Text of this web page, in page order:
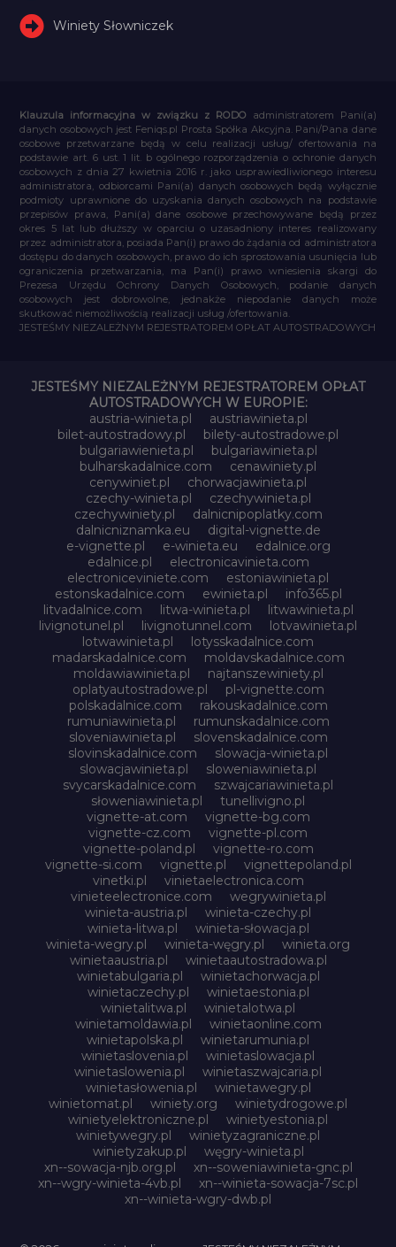
Winiety Słowniczek
Klauzula informacyjna w związku z RODO administratorem Pani(a)
danych osobowych jest Feniqs.pl Prosta Spółka Akcyjna. Pani/Pana dane
osobowe przetwarzane będą w celu realizacji usług/ ofertowania na
podstawie art. 6 ust. 1 lit. b ogólnego rozporządzenia o ochronie danych
osobowych z dnia 27 kwietnia 2016 r. jako usprawiedliwionego interesu
administratora, odbiorcami Pani(a) danych osobowych będą wyłącznie
podmioty uprawnione do uzyskania danych osobowych na podstawie
przepisów prawa, Pani(a) dane osobowe przechowywane będą przez
okres 5 lat lub dłuższy w oparciu o uzasadniony interes realizowany
przez administratora, posiada Pan(i) prawo do żądania od administratora
dostępu do danych osobowych, prawo do ich sprostowania usunięcia lub
ograniczenia przetwarzania, ma Pan(i) prawo wniesienia skargi do
Prezesa Urzędu Ochrony Danych Osobowych, podanie danych
osobowych jest dobrowolne, jednakże niepodanie danych może
skutkować niemożliwością realizacji usług /ofertowania.
JESTEŚMY NIEZALEŻNYM REJESTRATOREM OPŁAT AUTOSTRADOWYCH
JESTEŚMY NIEZALEŻNYM REJESTRATOREM OPŁAT
AUTOSTRADOWYCH W EUROPIE:
austria-winieta.pl
austriawinieta.pl
bilet-autostradowy.pl
bilety-autostradowe.pl
bulgariawienieta.pl
bulgariawinieta.pl
bulharskadalnice.com
cenawiniety.pl
cenywiniet.pl
chorwacjawinieta.pl
czechy-winieta.pl
czechywinieta.pl
czechywiniety.pl
dalnicnipoplatky.com
dalnicniznamka.eu
digital-vignette.de
e-vignette.pl
e-winieta.eu
edalnice.org
edalnice.pl
electronicavinieta.com
electroniceviniete.com
estoniawinieta.pl
estonskadalnice.com
ewinieta.pl
info365.pl
litvadalnice.com
litwa-winieta.pl
litwawinieta.pl
livignotunel.pl
livignotunnel.com
lotvawinieta.pl
lotwawinieta.pl
lotysskadalnice.com
madarskadalnice.com
moldavskadalnice.com
moldawiawinieta.pl
najtanszewiniety.pl
oplatyautostradowe.pl
pl-vignette.com
polskadalnice.com
rakouskadalnice.com
rumuniawinieta.pl
rumunskadalnice.com
sloveniawinieta.pl
slovenskadalnice.com
slovinskadalnice.com
slowacja-winieta.pl
slowacjawinieta.pl
sloweniawinieta.pl
svycarskadalnice.com
szwajcariawinieta.pl
słoweniawinieta.pl
tunellivigno.pl
vignette-at.com
vignette-bg.com
vignette-cz.com
vignette-pl.com
vignette-poland.pl
vignette-ro.com
vignette-si.com
vignette.pl
vignettepoland.pl
vinetki.pl
vinietaelectronica.com
vinieteelectronice.com
wegrywinieta.pl
winieta-austria.pl
winieta-czechy.pl
winieta-litwa.pl
winieta-słowacja.pl
winieta-wegry.pl
winieta-węgry.pl
winieta.org
winietaaustria.pl
winietaautostradowa.pl
winietabulgaria.pl
winietachorwacja.pl
winietaczechy.pl
winietaestonia.pl
winietalitwa.pl
winietalotwa.pl
winietamoldawia.pl
winietaonline.com
winietapolska.pl
winietarumunia.pl
winietaslovenia.pl
winietaslowacja.pl
winietaslowenia.pl
winietaszwajcaria.pl
winietasłowenia.pl
winietawegry.pl
winietomat.pl
winiety.org
winietydrogowe.pl
winietyelektroniczne.pl
winietyestonia.pl
winietywegry.pl
winietyzagraniczne.pl
winietyzakup.pl
węgry-winieta.pl
xn--sowacja-njb.org.pl
xn--soweniawinieta-gnc.pl
xn--wgry-winieta-4vb.pl
xn--winieta-sowacja-7sc.pl
xn--winieta-wgry-dwb.pl